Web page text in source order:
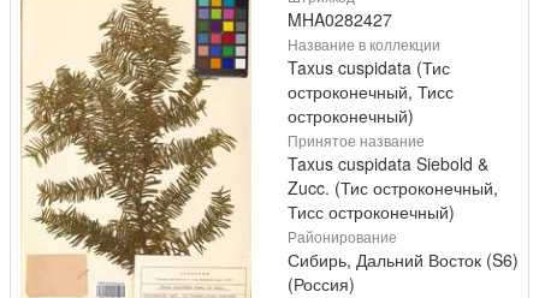
MHA0282427
Название в коллекции
Taxus cuspidata (Тис
остроконечный, Тисс
остроконечный)
Принятое название
Taxus cuspidata Siebold &
Zucc. (Тис остроконечный,
Тисс остроконечный)
Районирование
Сибирь, Дальний Восток (S6)
(Россия)